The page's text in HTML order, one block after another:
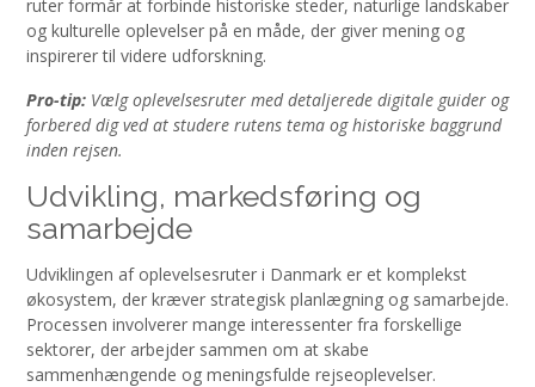
ruter formår at forbinde historiske steder, naturlige landskaber
og kulturelle oplevelser på en måde, der giver mening og
inspirerer til videre udforskning.
Pro-tip: Vælg oplevelsesruter med detaljerede digitale guider og
forbered dig ved at studere rutens tema og historiske baggrund
inden rejsen.
Udvikling, markedsføring og
samarbejde
Udviklingen af oplevelsesruter i Danmark er et komplekst
økosystem, der kræver strategisk planlægning og samarbejde.
Processen involverer mange interessenter fra forskellige
sektorer, der arbejder sammen om at skabe
sammenhængende og meningsfulde rejseoplevelser.